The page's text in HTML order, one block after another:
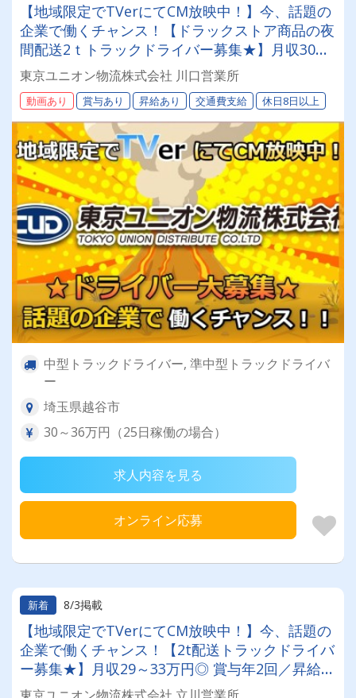
【地域限定でTVerにてCM放映中！】今、話題の
企業で働くチャンス！【ドラックストア商品の夜
間配送2ｔトラックドライバー募集★】月収30万
～36万円◎賞与年2回／昇給有／福利厚生充実／
仕事量安定／未経験歓迎◎【年間休日113日以
上】連休もあり◎プライベート充実可◎「安心・
安全」で働く。東京ユニオン物流でドライバーラ
イフを送りませんか？
東京ユニオン物流株式会社 川口営業所
動画あり 賞与あり 昇給あり 交通費支給 休日8日以上
中型トラックドライバー, 準中型トラックドライバ
ー
埼玉県越谷市
30～36万円（25日稼働の場合）
求人内容を見る
オンライン応募
新着 8/3掲載
【地域限定でTVerにてCM放映中！】今、話題の
企業で働くチャンス！【2t配送トラックドライバ
ー募集★】月収29～33万円◎ 賞与年2回／昇給有
／福利厚生充実／仕事量安定／未経験歓迎◎【年